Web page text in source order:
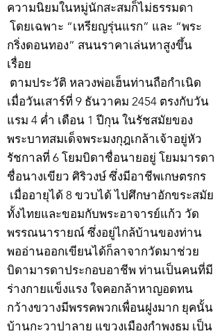
ความนิยมในหมู่นักสะสมก็ไม่ธรรมดา
โดยเฉพาะ “เหรียญรุ่นแรก” และ “พระ
กริ่งดอนทอง” สนนราคาเล่นหาสูงขึ้น
เรื่อย
ตามประวัติ หลวงพ่อเฮ็นท่านถือกำเนิด
เมื่อวันเสาร์ที่ 9 ธันวาคม 2454 ตรงกับวัน
แรม 4 ค่ำ เดือน 1 ปีกุน ในรัชสมัยของ
พระบาทสมเด็จพระมงกุฎเกล้าเจ้าอยู่หัว
รัชกาลที่ 6 โยมบิดาชื่อนายอยู่ โยมมารดา
ชื่อนางเขียว ศิริวงษ์ ซึ่งมีอาชีพเกษตรกร
เมื่ออายุได้ 8 ขวบได้ ไปศึกษาอักขระสมัย
ทั้งไทยและขอมกับพระอาจารย์แก้ว วัด
พรรณนารายณ์ ซึ่งอยู่ไกล้บ้านของท่าน
พออ่านออกเขียนได้ก็ลาจากวัดมาช่วย
บิดามารดาประกอบอาชีพ ท่านเป็นคนที่มี
ร่างกายแข็งแรง ใจคอกล้าหาญอดทน
กว้างขวางมีพรรคพวกเพื่อนฝูงมาก ยุคนั้น
บ้านกะวาปาลาย แขวงเมืองกำพงธม เป็น